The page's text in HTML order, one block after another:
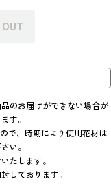
OUT
のお届けができない場合が
す。
で、時期により使用花材は
い。
たします。
しております。